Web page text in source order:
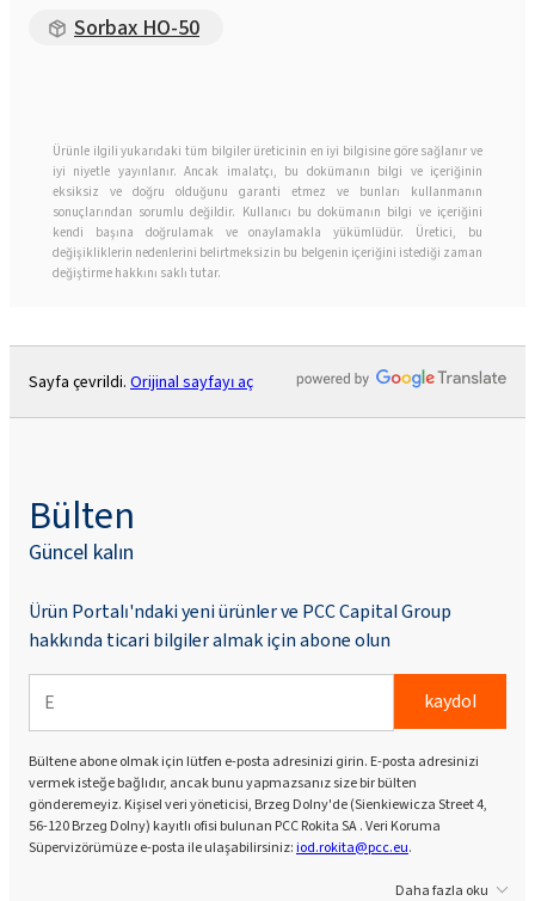
Sorbax HO-50
Ürünle ilgili yukarıdaki tüm bilgiler üreticinin en iyi bilgisine göre sağlanır ve
iyi niyetle yayınlanır. Ancak imalatçı, bu dokümanın bilgi ve içeriğinin
eksiksiz ve doğru olduğunu garanti etmez ve bunları kullanmanın
sonuçlarından sorumlu değildir. Kullanıcı bu dokümanın bilgi ve içeriğini
kendi başına doğrulamak ve onaylamakla yükümlüdür. Üretici, bu
değişikliklerin nedenlerini belirtmeksizin bu belgenin içeriğini istediği zaman
değiştirme hakkını saklı tutar.
Sayfa çevrildi. Orijinal sayfayı aç
Bülten
Güncel kalın
Ürün Portalı'ndaki yeni ürünler ve PCC Capital Group
hakkında ticari bilgiler almak için abone olun
kaydol
Bültene abone olmak için lütfen e-posta adresinizi girin. E-posta adresinizi
vermek isteğe bağlıdır, ancak bunu yapmazsanız size bir bülten
gönderemeyiz. Kişisel veri yöneticisi, Brzeg Dolny'de (Sienkiewicza Street 4,
56-120 Brzeg Dolny) kayıtlı ofisi bulunan PCC Rokita SA . Veri Koruma
Süpervizörümüze e-posta ile ulaşabilirsiniz:iod.rokita@pcc.eu.
Daha fazla oku